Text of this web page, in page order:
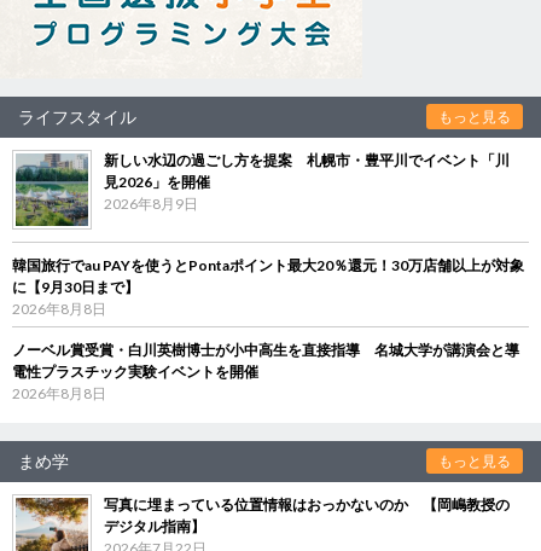
ライフスタイル もっと見る
新しい水辺の過ごし方を提案 札幌市・豊平川でイベント「川
見2026」を開催
2026年8月9日
韓国旅行でau PAYを使うとPontaポイント最大20％還元！30万店舗以上が対象
に【9月30日まで】
2026年8月8日
ノーベル賞受賞・白川英樹博士が小中高生を直接指導 名城大学が講演会と導
電性プラスチック実験イベントを開催
2026年8月8日
まめ学 もっと見る
写真に埋まっている位置情報はおっかないのか 【岡嶋教授の
デジタル指南】